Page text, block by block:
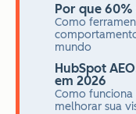
Por que
Como
mundo
HubSpot
em 2026
Como
melhorar sua